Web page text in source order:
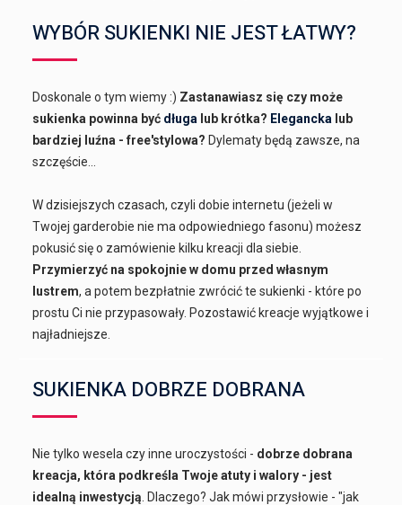
WYBÓR SUKIENKI NIE JEST ŁATWY?
Doskonale o tym wiemy :) Zastanawiasz się czy może
sukienka powinna być długa lub krótka? Elegancka lub
bardziej luźna - free'stylowa? Dylematy będą zawsze, na
szczęście...
W dzisiejszych czasach, czyli dobie internetu (jeżeli w
Twojej garderobie nie ma odpowiedniego fasonu) możesz
pokusić się o zamówienie kilku kreacji dla siebie.
Przymierzyć na spokojnie w domu przed własnym
lustrem, a potem bezpłatnie zwrócić te sukienki - które po
prostu Ci nie przypasowały. Pozostawić kreacje wyjątkowe i
najładniejsze.
SUKIENKA DOBRZE DOBRANA
Nie tylko wesela czy inne uroczystości - dobrze dobrana
kreacja, która podkreśla Twoje atuty i walory - jest
idealną inwestycją . Dlaczego? Jak mówi przysłowie - "jak